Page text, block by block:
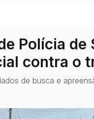
Polícia
contra o
de busca e